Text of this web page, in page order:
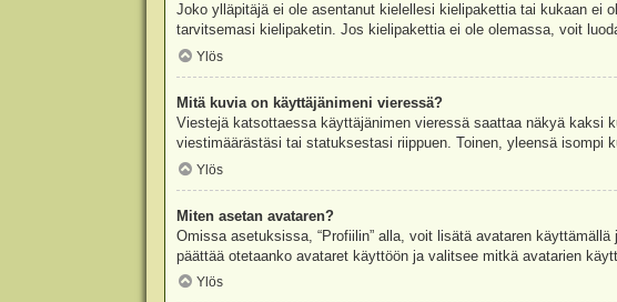
Joko ylläpitäjä ei ole asentanut kielellesi kielipakettia tai kukaan ei
tarvitsemasi kielipaketin. Jos kielipakettia ei ole olemassa, voit
Ylös
Mitä kuvia on käyttäjänimeni vieressä?
Viestejä katsottaessa käyttäjänimen vieressä saattaa näkyä kaksi
viestimäärästäsi tai statuksestasi riippuen. Toinen, yleensä isompi
Ylös
Miten asetan avataren?
Omissa asetuksissa, “Profiilin” alla, voit lisätä avataren
päättää otetaanko avataret käyttöön ja valitsee mitkä avatarien
Ylös